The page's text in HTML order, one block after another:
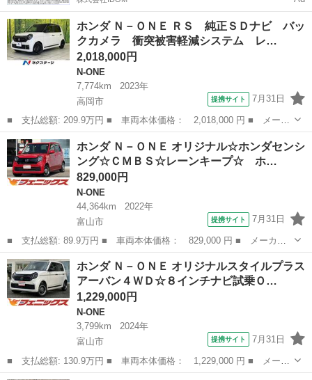
ライト☆試乗ＯＫ☆
ＶＳＡ （検10.7）
コ ハーフレザーシ
ート 試乗ＯＫ
（検9.2）
ホンダ Ｎ－ＯＮＥ ＲＳ 純正ＳＤナビ バッ
クカメラ 衝突被害軽減システム レ…
2,018,000円
N-ONE
7,774km
2023年
高岡市
提携サイト 7月31日
■ 支払総額: 209.9万円 ■ 車両本体価格： 2,018,000 円 ■ メーカ
ー名： ホンダ ■ 車種名： Ｎ－ＯＮＥ ■ グレード名： ＲＳ
純正ＳＤナビ バックカメラ 衝突被害軽減システム レーダークル
ーズ 禁...
富山 高岡市 N-ONE
ホンダ Ｎ－ＯＮＥ オリジナル☆ホンダセンシ
ング☆ＣＭＢＳ☆レーンキープ☆ ホ…
829,000円
N-ONE
44,364km
2022年
富山市
提携サイト 7月31日
■ 支払総額: 89.9万円 ■ 車両本体価格： 829,000 円 ■ メーカー
名： ホンダ ■ 車種名： Ｎ－ＯＮＥ ■ グレード名： オリジナ
ル☆ホンダセンシング☆ＣＭＢＳ☆レーンキープ☆ ホンダセンシン
グ☆ＣＭＢＳ...
富山 富山市 N-ONE
ホンダ Ｎ－ＯＮＥ オリジナルスタイルプラス
アーバン４ＷＤ☆８インチナビ試乗Ｏ…
1,229,000円
N-ONE
3,799km
2024年
富山市
提携サイト 7月31日
■ 支払総額: 130.9万円 ■ 車両本体価格： 1,229,000 円 ■ メーカ
ー名： ホンダ ■ 車種名： Ｎ－ＯＮＥ ■ グレード名： オリジ